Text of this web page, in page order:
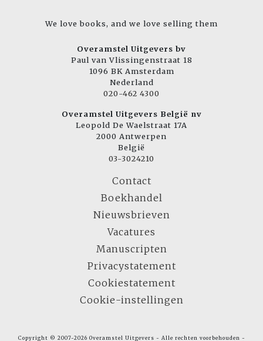
We love books, and we love selling them
Overamstel Uitgevers bv
Paul van Vlissingenstraat 18
1096 BK Amsterdam
Nederland
020-462 4300
Overamstel Uitgevers België nv
Leopold De Waelstraat 17A
2000 Antwerpen
België
03-3024210
Contact
Boekhandel
Nieuwsbrieven
Vacatures
Manuscripten
Privacystatement
Cookiestatement
Cookie-instellingen
Copyright © 2007-2026 Overamstel Uitgevers - Alle rechten voorbehouden -